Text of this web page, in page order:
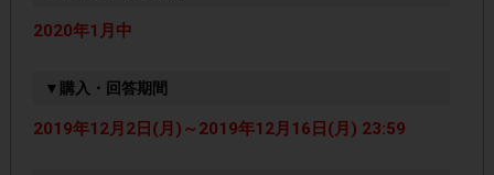
2020年1月中
▼購入・回答期間
2019年12月2日(月)～2019年12月16日(月) 23:59